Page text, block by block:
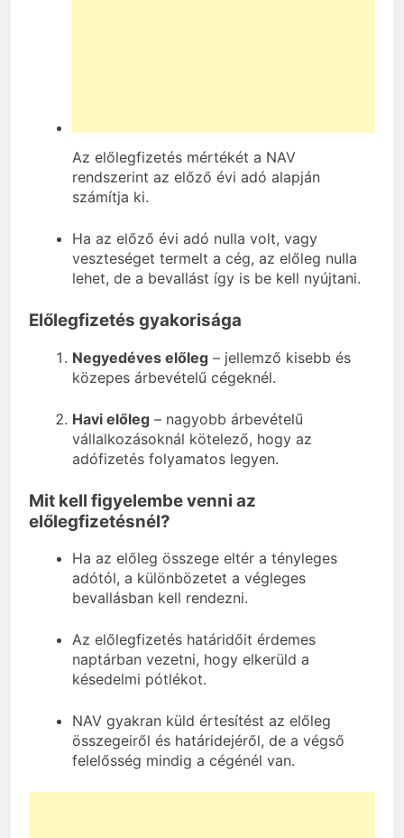
Az előlegfizetés mértékét a NAV
rendszerint az előző évi adó alapján
számítja ki.
Ha az előző évi adó nulla volt, vagy
veszteséget termelt a cég, az előleg nulla
lehet, de a bevallást így is be kell nyújtani.
Előlegfizetés gyakorisága
Negyedéves előleg – jellemző kisebb és
közepes árbevételű cégeknél.
Havi előleg – nagyobb árbevételű
vállalkozásoknál kötelező, hogy az
adófizetés folyamatos legyen.
Mit kell figyelembe venni az
előlegfizetésnél?
Ha az előleg összege eltér a tényleges
adótól, a különbözetet a végleges
bevallásban kell rendezni.
Az előlegfizetés határidőit érdemes
naptárban vezetni, hogy elkerüld a
késedelmi pótlékot.
NAV gyakran küld értesítést az előleg
összegeiről és határidejéről, de a végső
felelősség mindig a cégénél van.